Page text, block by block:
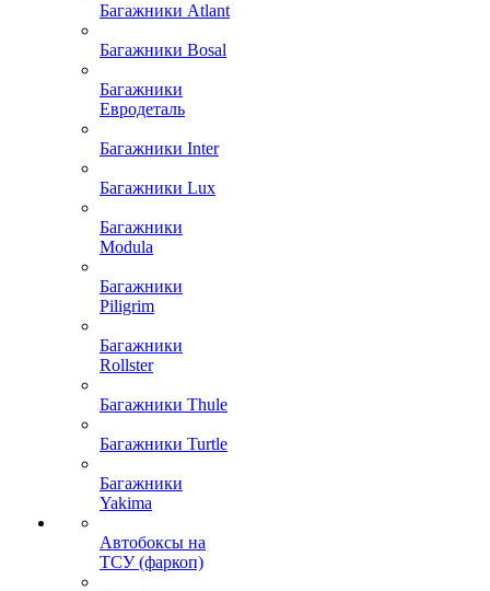
Багажники Atlant
Багажники Bosal
Багажники
Евродеталь
Багажники Inter
Багажники Lux
Багажники
Modula
Багажники
Piligrim
Багажники
Rollster
Багажники Thule
Багажники Turtle
Багажники
Yakima
Автобоксы на
ТСУ (фаркоп)